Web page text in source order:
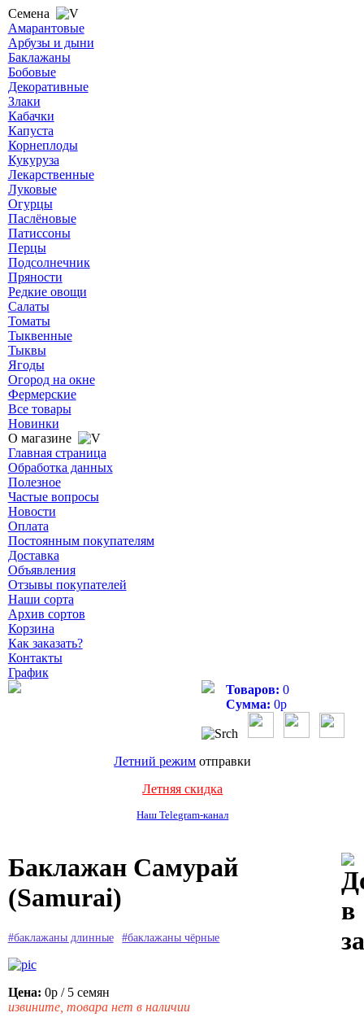
Семена
Амарантовые
Арбузы и дыни
Баклажаны
Бобовые
Декоративные
Злаки
Кабачки
Капуста
Корнеплоды
Кукуруза
Лекарственные
Луковые
Огурцы
Паслёновые
Патиссоны
Перцы
Подсолнечник
Пряности
Редкие овощи
Салаты
Томаты
Тыквенные
Тыквы
Ягоды
Огород на окне
Фермерские
Все товары
Новинки
О магазине
Главная страница
Обработка данных
Полезное
Частые вопросы
Новости
Оплата
Постоянным покупателям
Доставка
Объявления
Отзывы покупателей
Наши сорта
Архив сортов
Корзина
Как заказать?
Контакты
График
Товаров: 0
Сумма: 0р
Летний режим отправки
Летняя скидка
Наш Telegram-канал
Баклажан Самурай
(Samurai)
#баклажаны длинные #баклажаны чёрные
Цена: 0р / 5 семян
извините, товара нет в наличии